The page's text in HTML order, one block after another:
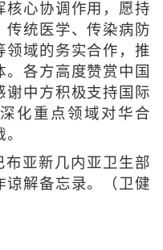
核心协调作用，愿持
传统医学、传染病防
领域的务实合作，推
各方高度赞赏中国
谢中方积极支持国际
化重点领域对华合
亚新几内亚卫生部
谅解备忘录。（卫健